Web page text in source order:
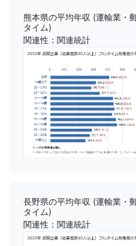
熊本県の平均年収 (運輸業・
タイム)
関連性：関連統計
長野県の平均年収 (運輸業・
タイム)
関連性：関連統計